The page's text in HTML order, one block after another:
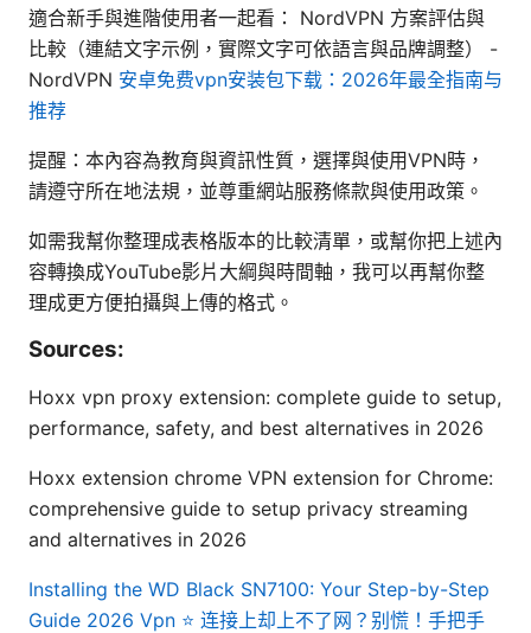
適合新手與進階使用者一起看： NordVPN 方案評估與
比較（連結文字示例，實際文字可依語言與品牌調整） -
NordVPN 安卓免费vpn安装包下载：2026年最全指南与
推荐
提醒：本內容為教育與資訊性質，選擇與使用VPN時，
請遵守所在地法規，並尊重網站服務條款與使用政策。
如需我幫你整理成表格版本的比較清單，或幫你把上述內
容轉換成YouTube影片大綱與時間軸，我可以再幫你整
理成更方便拍攝與上傳的格式。
Sources:
Hoxx vpn proxy extension: complete guide to setup,
performance, safety, and best alternatives in 2026
Hoxx extension chrome VPN extension for Chrome:
comprehensive guide to setup privacy streaming
and alternatives in 2026
Installing the WD Black SN7100: Your Step-by-Step
Guide 2026 Vpn ⭐ 连接上却上不了网？别慌！手把手